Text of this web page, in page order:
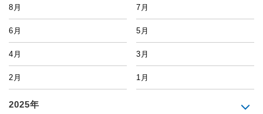
8月 7月
6月 5月
4月 3月
2月 1月
2025年